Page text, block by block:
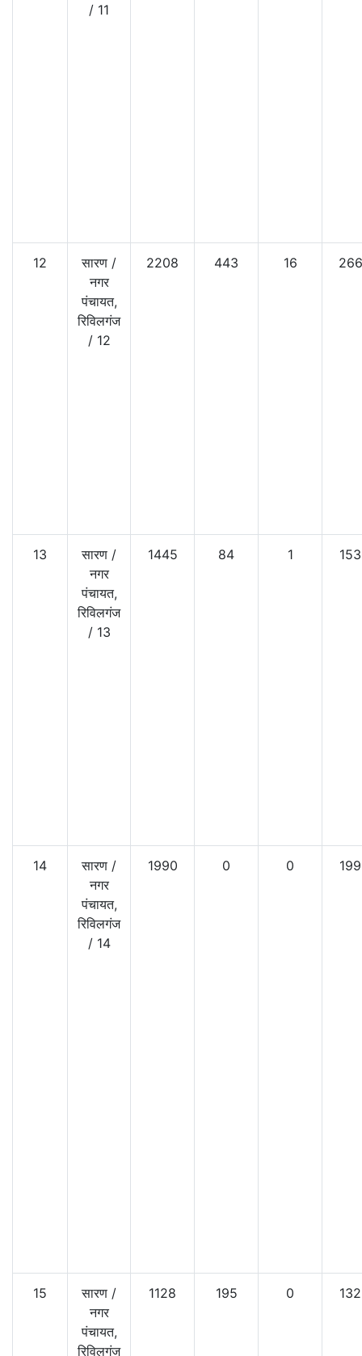
/ 11
12 सारण /
नगर
पंचायत,
रिविलगंज
/ 12
2208 443 16
13 सारण /
नगर
पंचायत,
रिविलगंज
/ 13
1445 84 1
14 सारण /
नगर
पंचायत,
रिविलगंज
/ 14
1990 0 0
15 सारण /
नगर
पंचायत,
रिविलगंज
1128 195 0